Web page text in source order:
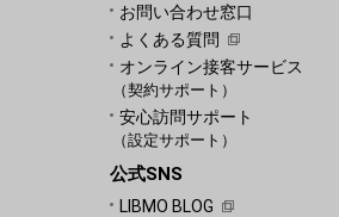
お問い合わせ窓口
よくある質問
オンライン接客サービス
（契約サポート）
安心訪問サポート
（設定サポート）
公式SNS
LIBMO BLOG